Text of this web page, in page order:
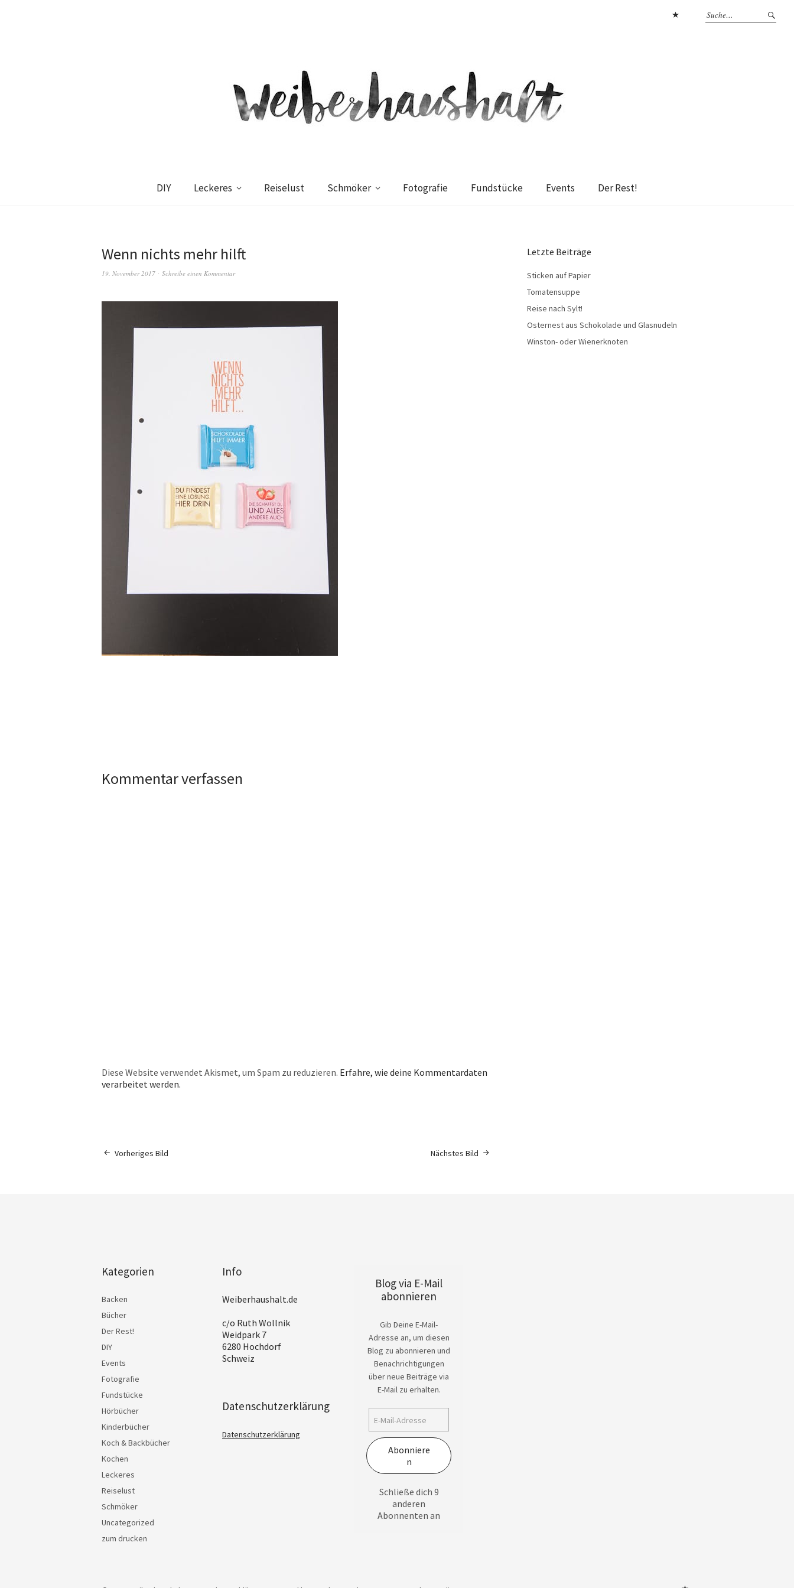
DIY Leckeres Reiselust Schmöker Fotografie Fundstücke Events Der Rest!
Wenn nichts mehr hilft
19. November 2017 Schreibe einen Kommentar
Kommentar verfassen
Diese Website verwendet Akismet, um Spam zu reduzieren. Erfahre, wie deine Kommentardaten
verarbeitet werden.
Nächstes Bild
Vorheriges Bild
Letzte Beiträge
Sticken auf Papier
Tomatensuppe
Reise nach Sylt!
Osternest aus Schokolade und Glasnudeln
Winston- oder Wienerknoten
Kategorien
Backen
Bücher
Der Rest!
DIY
Events
Fotografie
Fundstücke
Hörbücher
Kinderbücher
Koch & Backbücher
Kochen
Leckeres
Reiselust
Schmöker
Uncategorized
zum drucken
Info
Weiberhaushalt.de
c/o Ruth Wollnik
Weidpark 7
6280 Hochdorf
Schweiz
Datenschutzerklärung
Datenschutzerklärung
Blog via E-Mail
abonnieren
Gib Deine E-Mail-
Adresse an, um diesen
Blog zu abonnieren und
Benachrichtigungen
über neue Beiträge via
E-Mail zu erhalten.
Abonniere
n
Schließe dich 9
anderen
Abonnenten an